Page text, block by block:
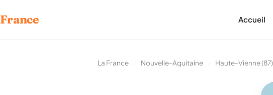
France Accueil
La France Nouvelle-Aquitaine Haute-Vienne (87)